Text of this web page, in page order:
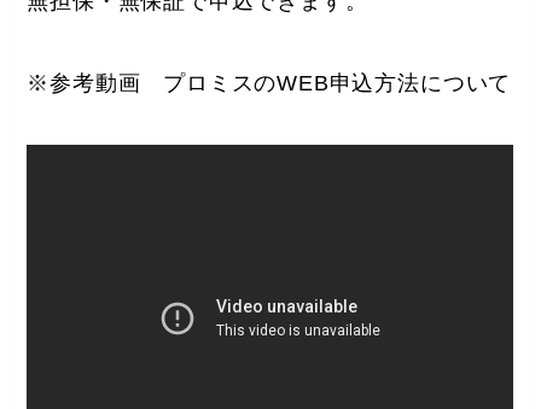
※参考動画 プロミスのWEB申込方法について